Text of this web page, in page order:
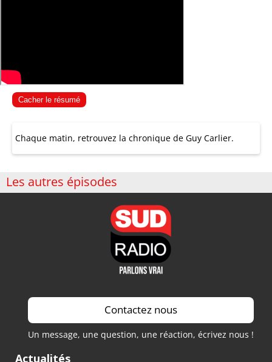
Cacher le résumé
Chaque matin, retrouvez la chronique de Guy Carlier.
Les autres épisodes
Contactez nous
Un message, une question, une réaction, écrivez nous !
Actualités